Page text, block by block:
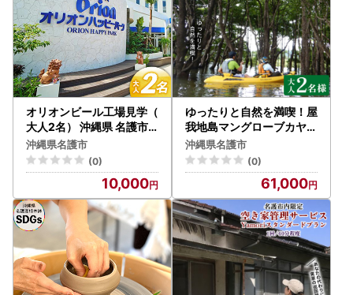
オリオンビール工場見学（
大人2名） 沖縄県 名護市
オリオンビール
沖縄県名護市
(0)
10,000
ゆったりと自然を満喫！屋
我地島マングローブカヤッ
ク体験（大人2名様） 沖縄
八景 屋我地島 無人島 海 ガ
イド付 沖縄本島最古 オヒ
ルギ ツアー 沖縄県 名護市
やんばる 北部 南国気分 癒
し ゆったり
沖縄県名護市
(0)
61,000